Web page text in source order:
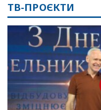
ТВ-ПРОЄКТИ